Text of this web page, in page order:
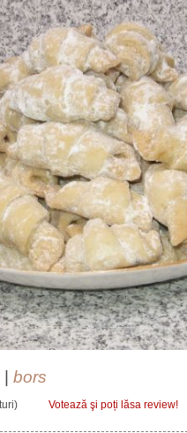
| bors
Votează şi poți lăsa review!